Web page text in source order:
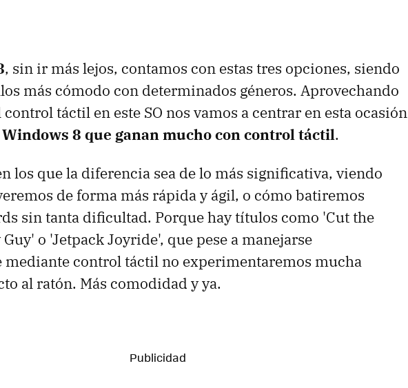
, sin ir más lejos, contamos con estas tres opciones, siendo
más cómodo con determinados géneros. Aprovechando
táctil en este SO nos vamos a centrar en esta ocasión
8 que ganan mucho con control táctil.
los que la diferencia sea de lo más significativa, viendo
de forma más rápida y ágil, o cómo batiremos
sin tanta dificultad. Porque hay títulos como 'Cut the
o 'Jetpack Joyride', que pese a manejarse
mediante control táctil no experimentaremos mucha
al ratón. Más comodidad y ya.